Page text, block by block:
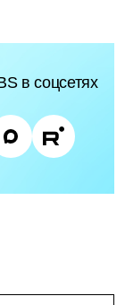
в соцсетях